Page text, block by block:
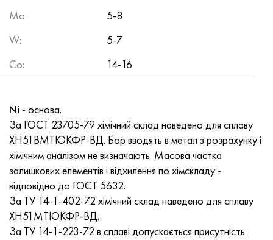
Mo:
5-8
W:
5-7
Co: 14-16
Ni - основа.
За ГОСТ 23705-79 хімічний склад наведено для сплаву
ХН51ВМТЮКФР-ВД. Бор вводять в метал з розрахунку і
хімічним аналізом не визначають. Масова частка
залишкових елементів і відхилення по хімскладу -
відповідно до ГОСТ 5632.
За ТУ 14-1-402-72 хімічний склад наведено для сплаву
ХН51МТЮКФР-ВД.
За ТУ 14-1-223-72 в сплаві допускається присутність
Нимоник 263
Haynes 25
Haynes 230
Хастеллой b2
Хастеллой b3
Хастеллой c4
AM-355 - ams 5547
Сustom 450® - uns S45000
Труба корозійно-стійка
50Х14МФ
65Х13
95Х18
38х2н2ма, 34CrNiMo6, 40NiCrMo7
40хн2ма, 34CrNiMo4, 36hnm
38ХА, 37Cr4, aisi 5135
38ХН3МФА, 35nicrmov12-5
40Г, 40Mn4, aisi 1035
38ХМ, 42CrMo4, aisi 1.7225